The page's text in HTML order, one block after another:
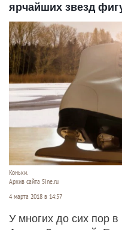
ярчайших звезд
Коньки.
Архив сайта 5ine.ru
4 марта 2018 в 14:57
У многих до сих пор